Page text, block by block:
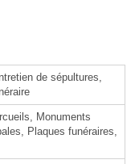
de sépultures,
Monuments
Plaques funéraires,